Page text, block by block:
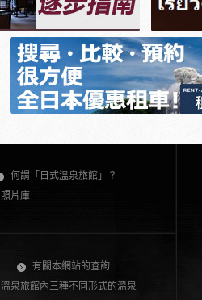
何謂「日式溫泉旅館」？
照片庫
有關本網站的查詢
溫泉旅館內三種不同形式的溫泉